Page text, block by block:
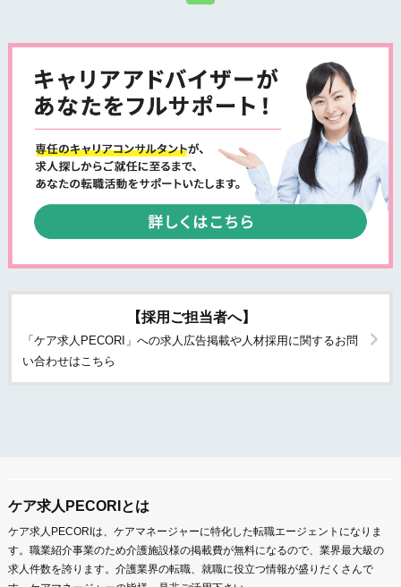
【採用ご担当者へ】
「ケア求人PECORI」への求人広告掲載や人材採用に関するお問
い合わせはこちら
ケア求人PECORIとは
ケア求人PECORIは、ケアマネージャーに特化した転職エージェントになりま
す。職業紹介事業のため介護施設様の掲載費が無料になるので、業界最大級の
求人件数を誇ります。介護業界の転職、就職に役立つ情報が盛りだくさんで